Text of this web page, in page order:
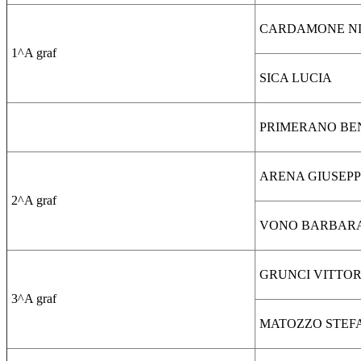
1^A graf
CARDAMONE
SICA LUCIA
PRIMERANO
2^A graf
ARENA
VONO
3^A graf
GRUNCI
MATOZZO